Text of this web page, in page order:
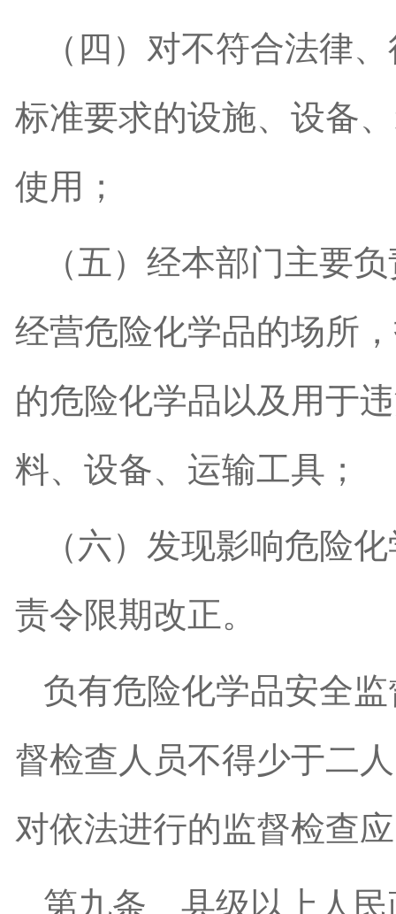
（四）对不符合法律
标准要求的设施、设备
使用；
（五）经本部门主要
经营危险化学品的场所
的危险化学品以及用于
料、设备、运输工具；
（六）发现影响危险
责令限期改正。
负有危险化学品安全
督检查人员不得少于二
对依法进行的监督检查
第九条 县级以上人民